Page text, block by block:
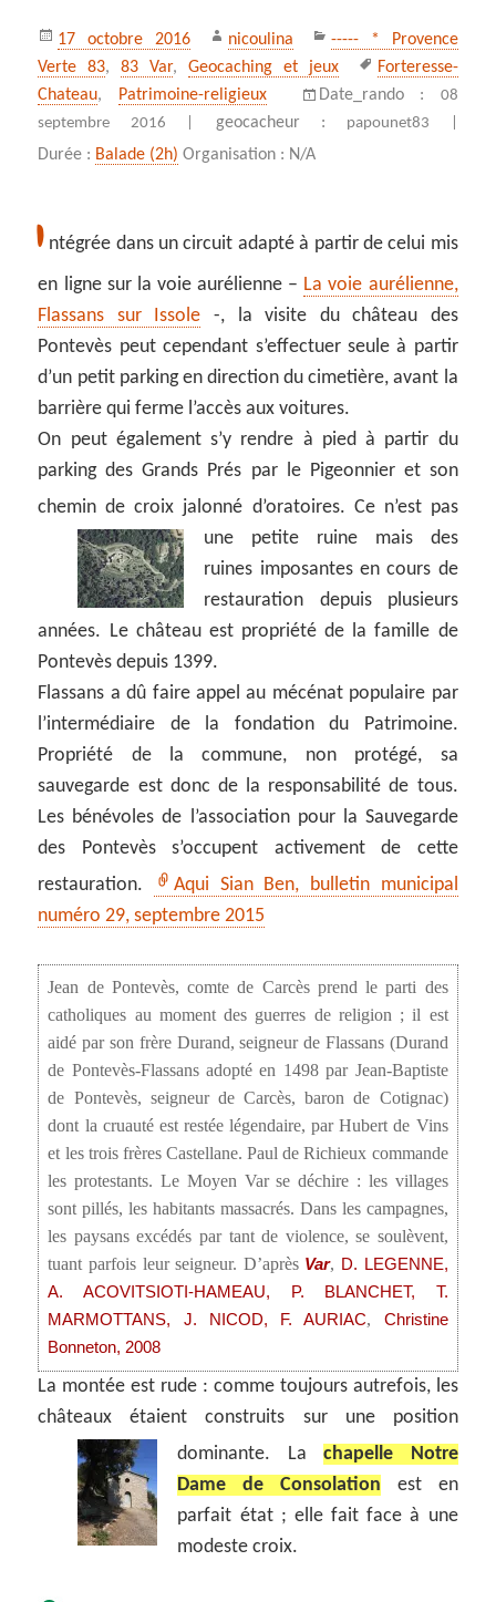
Publié
le
17 octobre 2016 Auteur
nicoulina Catégories
----- * Provence
Verte 83,83 Var,Geocaching et jeux
Mots-
clés
Forteresse-
Chateau, Patrimoine-religieux Date_rando : 08
septembre 2016 |
geocacheur : papounet83 |
Durée : Balade (2h) Organisation : N/A
I ntégrée dans un circuit adapté à partir de celui mis
en ligne sur la voie aurélienne – La voie aurélienne,
Flassans sur Issole -, la visite du château des
Pontevès peut cependant s’effectuer seule à partir
d’un petit parking en direction du cimetière, avant la
barrière qui ferme l’accès aux voitures.
On peut également s’y rendre à pied à partir du
parking des Grands Prés par le Pigeonnier et son
chemin de croix jalonné d’oratoires. Ce n’est pas
une petite ruine mais des
ruines imposantes en cours de
restauration depuis plusieurs
années. Le château est propriété de la famille de
Pontevès depuis 1399.
Flassans a dû faire appel au mécénat populaire par
l’intermédiaire de la fondation du Patrimoine.
Propriété de la commune, non protégé, sa
sauvegarde est donc de la responsabilité de tous.
Les bénévoles de l’association pour la Sauvegarde
des Pontevès s’occupent activement de cette
restauration.
Aqui Sian Ben, bulletin municipal
numéro 29, septembre 2015
Jean de Pontevès, comte de Carcès prend le parti des
catholiques au moment des guerres de religion ; il est
aidé par son frère Durand, seigneur de Flassans (Durand
de Pontevès-Flassans adopté en 1498 par Jean-Baptiste
de Pontevès, seigneur de Carcès, baron de Cotignac)
dont la cruauté est restée légendaire, par Hubert de Vins
et les trois frères Castellane. Paul de Richieux commande
les protestants. Le Moyen Var se déchire : les villages
sont pillés, les habitants massacrés. Dans les campagnes,
les paysans excédés par tant de violence, se soulèvent,
tuant parfois leur seigneur. D’après Var, D. LEGENNE,
A. ACOVITSIOTI-HAMEAU, P. BLANCHET, T.
MARMOTTANS, J. NICOD, F. AURIAC, Christine
Bonneton, 2008
La montée est rude : comme toujours autrefois, les
châteaux étaient construits sur une position
dominante.
Lachapelle Notre
Dame de Consolation est en
parfait état ; elle fait face à une
modeste croix.